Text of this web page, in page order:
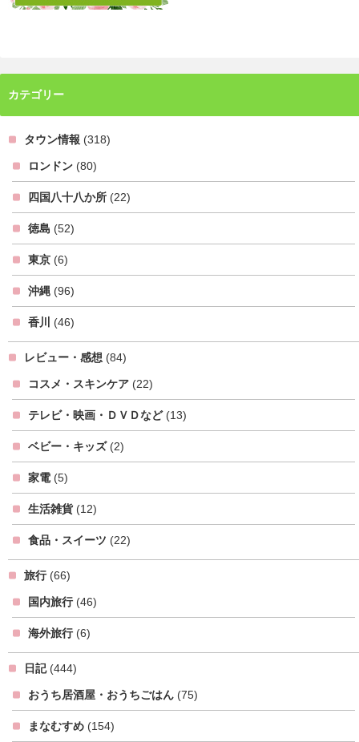
カテゴリー
タウン情報 (318)
ロンドン (80)
四国八十八か所 (22)
徳島 (52)
東京 (6)
沖縄 (96)
香川 (46)
レビュー・感想 (84)
コスメ・スキンケア (22)
テレビ・映画・ＤＶＤなど(13)
ベビー・キッズ(2)
家電 (5)
生活雑貨 (12)
食品・スイーツ (22)
旅行(66)
国内旅行(46)
海外旅行(6)
日記(444)
おうち居酒屋・おうちごはん (75)
まなむすめ (154)